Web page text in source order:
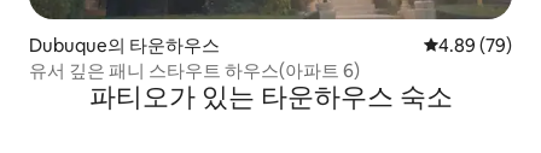
Dubuque의 타운하우스 평점 4.89점(5
4.89 (79)
유서 깊은 패니 스타우트 하우스(아파트 6)
파티오가 있는 타운하우스 숙소